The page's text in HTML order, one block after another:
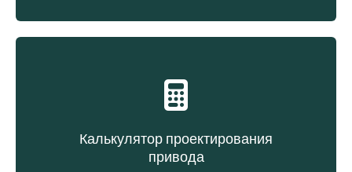
Калькулятор проектирования
привода